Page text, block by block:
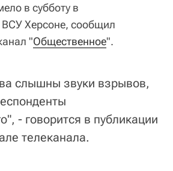
в субботу в
Херсоне, сообщил
"Общественное".
слышны звуки взрывов,
- говорится в публикации
телеканала.